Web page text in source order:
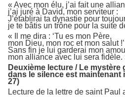
« Avec mon élu, j’ai fait une
j’ai juré à David, mon serviteur :
J’établirai ta dynastie pour
je te bâtis un trône pour la suite
« Il me dira : ‘Tu es mon Père,
mon Dieu, mon roc et mon salut !’
Sans fin je lui garderai mon
mon alliance avec lui sera fidèle.
Deuxième lecture / Le
dans le silence est maintenant
27)
Lecture de la lettre de saint Paul